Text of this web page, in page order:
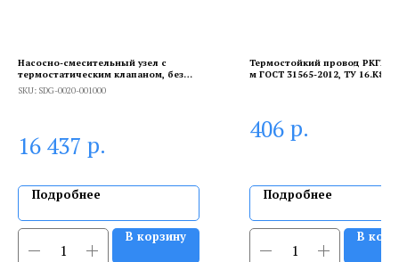
Насосно-смесительный узел с
термостатическим клапаном, без
насоса
SKU: SDG-0020-001000
16 437 р.
Подробнее
В корзину
Термостойкий провод РКГМ
м ГОСТ 31565-2012, ТУ 16.К80-
406 р.
Подробнее
В